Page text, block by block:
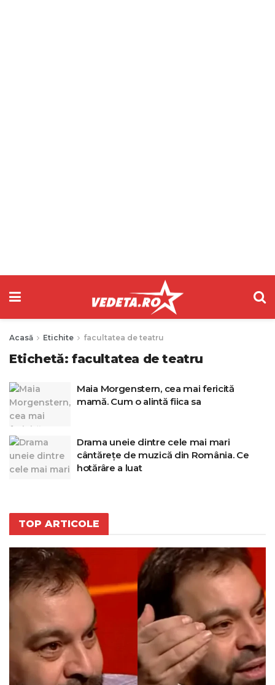
Acasă Etichite facultatea de teatru
Etichetă: facultatea de teatru
Maia Morgenstern, cea mai fericită
mamă. Cum o alintă fiica sa
Drama uneie dintre cele mai mari
cântărețe de muzică din România. Ce
hotărâre a luat
TOP ARTICOLE